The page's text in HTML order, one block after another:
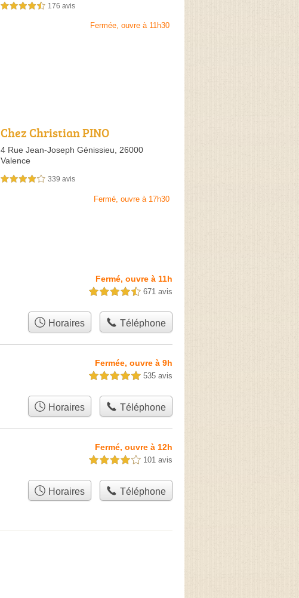
4,5 étoiles sur 5 176 avis
Fermée, ouvre à 11h30
Chez Christian PINO
4 Rue Jean-Joseph Génissieu, 26000
Valence
4,0 étoiles sur 5 339 avis
Fermé, ouvre à 17h30
Fermé, ouvre à 11h
4,5 étoiles sur 5 671 avis
Horaires Téléphone
Fermée, ouvre à 9h
5,0 étoiles sur 5 535 avis
Horaires Téléphone
Fermé, ouvre à 12h
4,0 étoiles sur 5 101 avis
Horaires Téléphone